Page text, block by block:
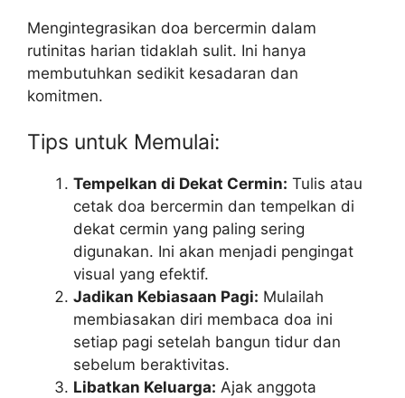
Mengintegrasikan doa bercermin dalam
rutinitas harian tidaklah sulit. Ini hanya
membutuhkan sedikit kesadaran dan
komitmen.
Tips untuk Memulai:
Tempelkan di Dekat Cermin: Tulis atau
cetak doa bercermin dan tempelkan di
dekat cermin yang paling sering
digunakan. Ini akan menjadi pengingat
visual yang efektif.
Jadikan Kebiasaan Pagi: Mulailah
membiasakan diri membaca doa ini
setiap pagi setelah bangun tidur dan
sebelum beraktivitas.
Libatkan Keluarga: Ajak anggota